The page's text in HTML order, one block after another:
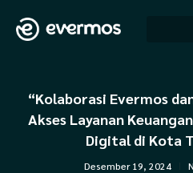
“Kolaborasi Evermos
Akses Layanan
Digital di Kota
Desember 19, 2024